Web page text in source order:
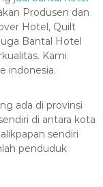
Produsen dan
Hotel, Quilt
Bantal Hotel
Kami
indonesia.
ada di provinsi
di antara kota
sendiri
penduduk